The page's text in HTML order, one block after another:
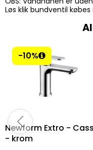
Løs klik bundventil
-10%
Newform Extro -
- krom